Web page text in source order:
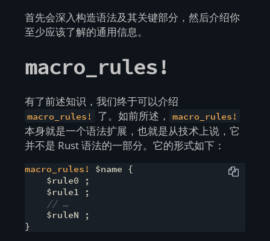
首先会深入构造语法及其关键部分，然后介绍你
至少应该了解的通用信息。
macro_rules!
有了前述知识，我们终于可以介绍
macro_rules! 了。如前所述， macro_rules!
本身就是一个语法扩展，也就是从技术上说，它
并不是 Rust 语法的一部分。它的形式如下：
macro_rules!
$name {
    $rule0 ;
    $rule1 ;
// …
    $ruleN ;
}